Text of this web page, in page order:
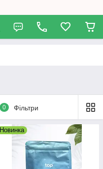
0 Фільтри
Новинка